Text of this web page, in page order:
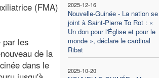
2025-12-16
Nouvelle-Guinée - La nation se
joint à Saint-Pierre To Rot : «
Un don pour l'Église et pour le
monde », déclare le cardinal
Ribat
2025-10-20
(FMA)
par les
de la
dans le